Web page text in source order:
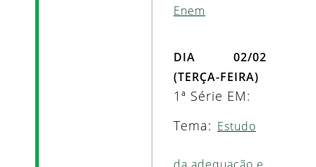
Enem
DIA 02/02
(TERÇA-FEIRA)
1ª Série EM:
Tema: Estudo